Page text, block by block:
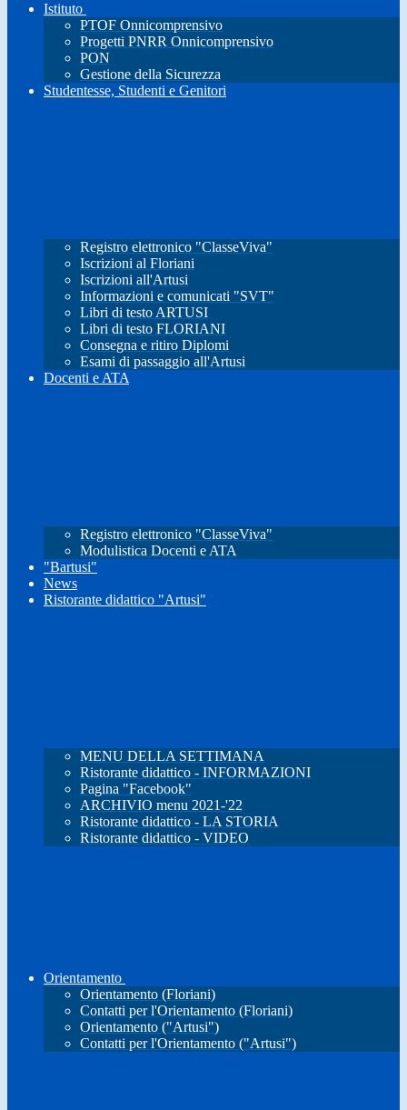
Istituto
PTOF Onnicomprensivo
Progetti PNRR Onnicomprensivo
PON
Gestione della Sicurezza
Studentesse, Studenti e Genitori
Registro elettronico "ClasseViva"
Iscrizioni al Floriani
Iscrizioni all'Artusi
Informazioni e comunicati "SVT"
Libri di testo ARTUSI
Libri di testo FLORIANI
Consegna e ritiro Diplomi
Esami di passaggio all'Artusi
Docenti e ATA
Registro elettronico "ClasseViva"
Modulistica Docenti e ATA
"Bartusi"
News
Ristorante didattico "Artusi"
MENU DELLA SETTIMANA
Ristorante didattico - INFORMAZIONI
Pagina "Facebook"
ARCHIVIO menu 2021-'22
Ristorante didattico - LA STORIA
Ristorante didattico - VIDEO
Orientamento
Orientamento (Floriani)
Contatti per l'Orientamento (Floriani)
Orientamento ("Artusi")
Contatti per l'Orientamento ("Artusi")